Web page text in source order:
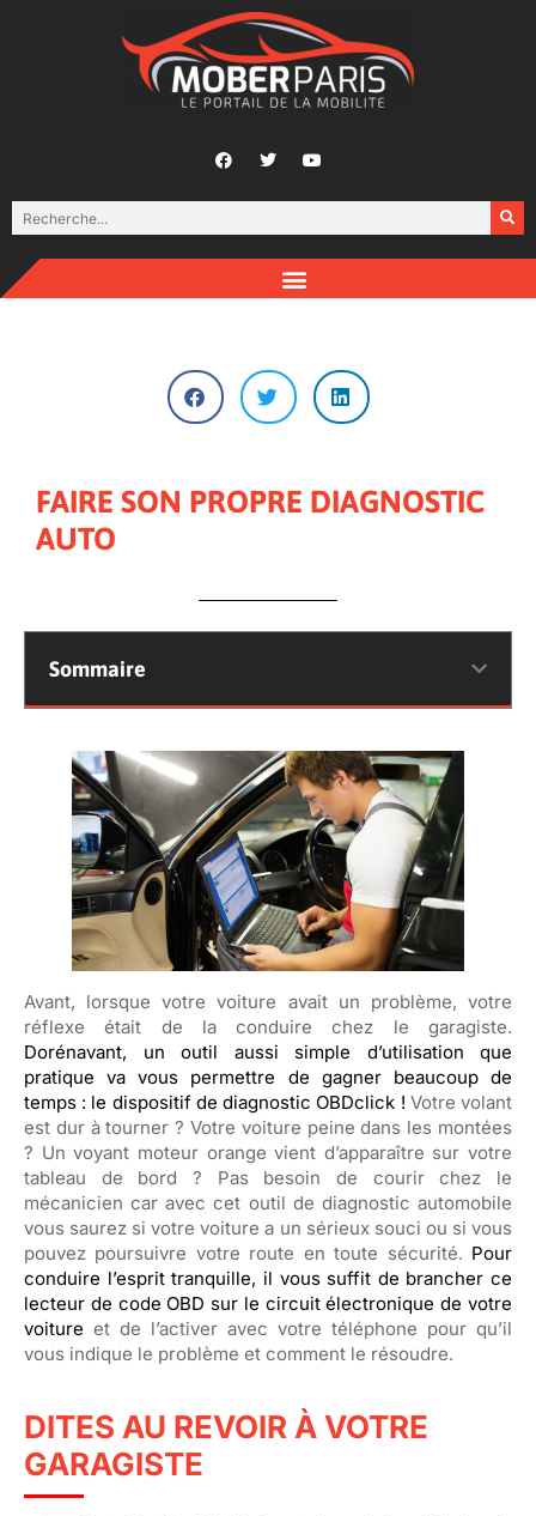
FAIRE SON PROPRE DIAGNOSTIC
AUTO
Sommaire
Avant, lorsque votre voiture avait un problème, votre
réflexe était de la conduire chez le garagiste.
Dorénavant, un outil aussi simple d’utilisation que
pratique va vous permettre de gagner beaucoup de
temps : le dispositif de diagnostic OBDclick ! Votre volant
est dur à tourner ? Votre voiture peine dans les montées
? Un voyant moteur orange vient d’apparaître sur votre
tableau de bord ? Pas besoin de courir chez le
mécanicien car avec cet outil de diagnostic automobile
vous saurez si votre voiture a un sérieux souci ou si vous
pouvez poursuivre votre route en toute sécurité. Pour
conduire l’esprit tranquille, il vous suffit de brancher ce
lecteur de code OBD sur le circuit électronique de votre
voiture et de l’activer avec votre téléphone pour qu’il
vous indique le problème et comment le résoudre.
DITES AU REVOIR À VOTRE
GARAGISTE